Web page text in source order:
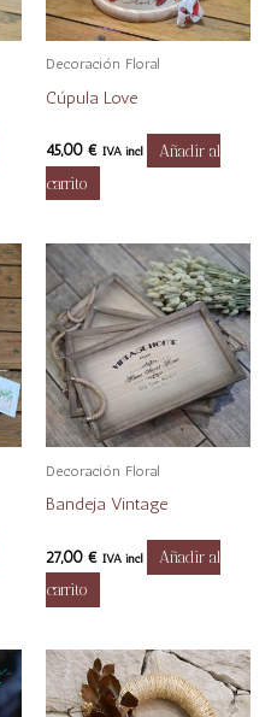
Decoración Floral
Cúpula Love
45,00 € IVA incl
Añadir al
carrito
Decoración Floral
Bandeja Vintage
27,00 € IVA incl
Añadir al
carrito